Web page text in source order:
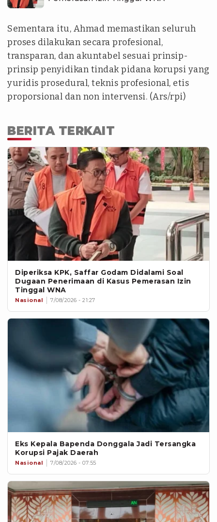
Sementara itu, Ahmad memastikan seluruh
proses dilakukan secara profesional,
transparan, dan akuntabel sesuai prinsip-
prinsip penyidikan tindak pidana korupsi yang
yuridis prosedural, teknis profesional, etis
proporsional dan non intervensi. (Ars/rpi)
BERITA TERKAIT
Diperiksa KPK, Saffar Godam Didalami Soal
Dugaan Penerimaan di Kasus Pemerasan Izin
Tinggal WNA
Nasional 7/08/2026 - 21:27
Eks Kepala Bapenda Donggala Jadi Tersangka
Korupsi Pajak Daerah
Nasional 7/08/2026 - 07:55